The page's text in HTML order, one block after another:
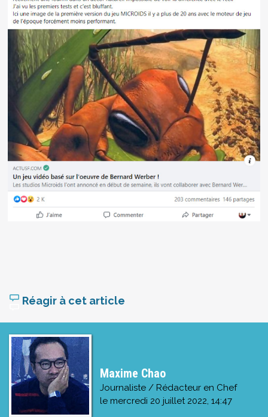
Réagir à cet article
Maxime Chao
Journaliste / Rédacteur en Chef
le mercredi 20 juillet 2022, 14:47